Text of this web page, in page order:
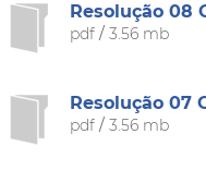
Resolução 08
pdf/ 3.56 mb
Resolução 07
pdf/ 3.56 mb